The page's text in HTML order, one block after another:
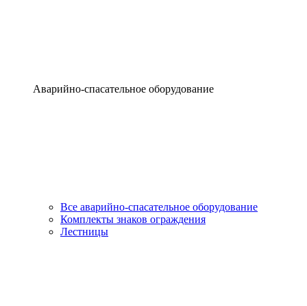
Аварийно-спасательное оборудование
Все аварийно-спасательное оборудование
Комплекты знаков ограждения
Лестницы